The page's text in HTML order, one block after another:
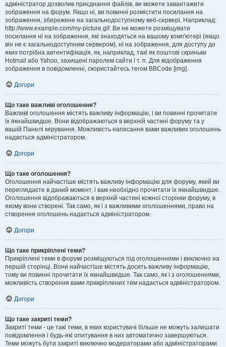
адміністратор дозволив приєднання файлів, ви можете завантажити
зображення на форум. Якщо ні, ви повинні розмістити посилання на
зображення, збережене на загальнодоступному веб-сервері. Наприклад:
http://www.example.com/my-picture.gif. Ви не можете розміщувати
посилання ні на зображення, які знаходяться на вашому комп'ютері (якщо
він не є загальнодоступним сервером), ні на зображення, для доступу до
яких потрібна автентифікація, як, наприклад, такі як поштові скриньки
Hotmail або Yahoo, захищені паролем сайти і т. п. Для відображення
зображення в повідомленні, скористайтесь тегом BBCode [img].
Догори
Що таке важливі оголошення?
Важливі оголошення містять важливу інформацію, і ви повинні прочитати
їх якнайшвидше. Вони відображаються в верхній частині форуму та у
вашій Панелі керування. Можливість написання вами важливих оголошень
надається адміністратором.
Догори
Що таке оголошення?
Оголошення найчастіше містять важливу інформацію для форуму, який ви
переглядаєте в даний момент, і вам необхідно прочитати їх якнайшвидше.
Оголошення відображаються в верхній частині кожної сторінки форуму, в
якому вони створені. Так само, як і з важливими оголошеннями, право на
створення оголошень надається адміністратором.
Догори
Що таке прикріплені теми?
Прикріплені теми в форумі розміщуються під оголошеннями і виключно на
першій сторінці. Вони найчастіше містять досить важливу інформацію,
тому ви повинні прочитати їх якнайшвидше. Так само, як і з оголошеннями,
можливість створення вами прикріплених тем надається адміністратором.
Догори
Що таке закриті теми?
Закриті теми - це такі теми, в яких користувачі більше не можуть залишати
повідомлення і будь-які опитування в них автоматично завершуються.
Теми можуть бути закриті виключно модераторами або адміністраторами